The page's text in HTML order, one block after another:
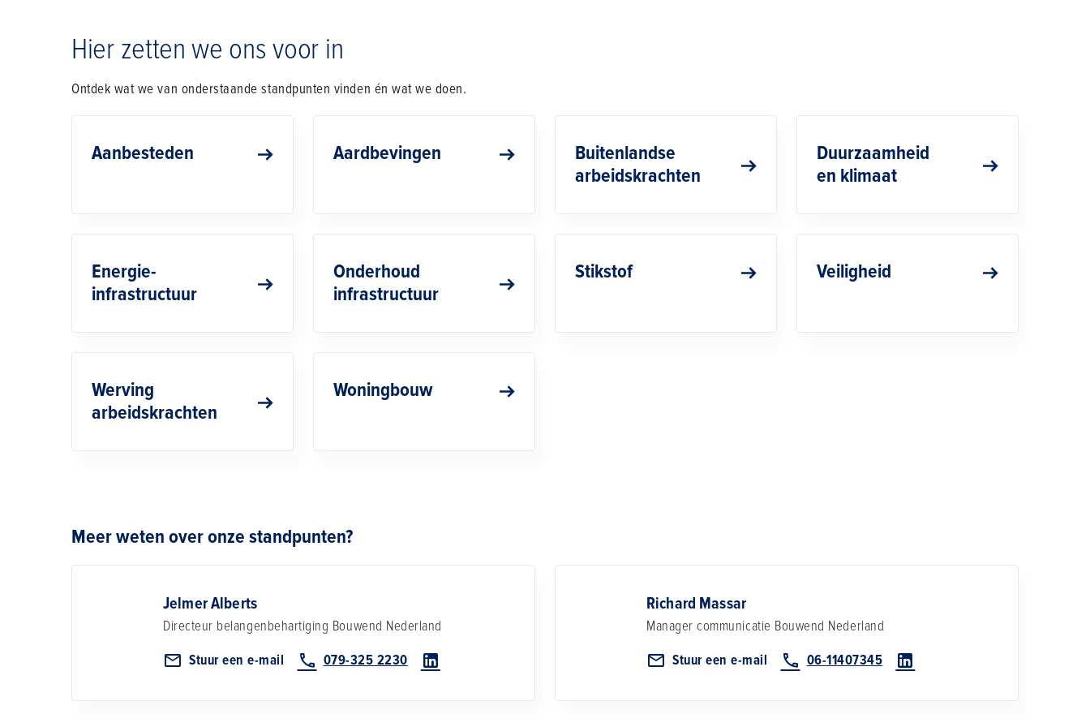
Hier zetten we ons voor in
Ontdek wat we van onderstaande standpunten vinden én wat we doen.
Aanbesteden Aardbevingen
Buitenlandse
arbeidskrachten
Duurzaamheid
en klimaat
Energie-
infrastructuur
Onderhoud
infrastructuur
Stikstof Veiligheid
Werving
arbeidskrachten
Woningbouw
Meer weten over onze standpunten?
Jelmer Alberts
Directeur belangenbehartiging Bouwend Nederland
Stuur een e-mail
079-325 2230
Richard Massar
Manager communicatie Bouwend Nederland
Stuur een e-mail
06-11407345